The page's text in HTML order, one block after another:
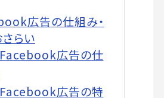
広告の仕組み・
らい
広告の仕
広告の特